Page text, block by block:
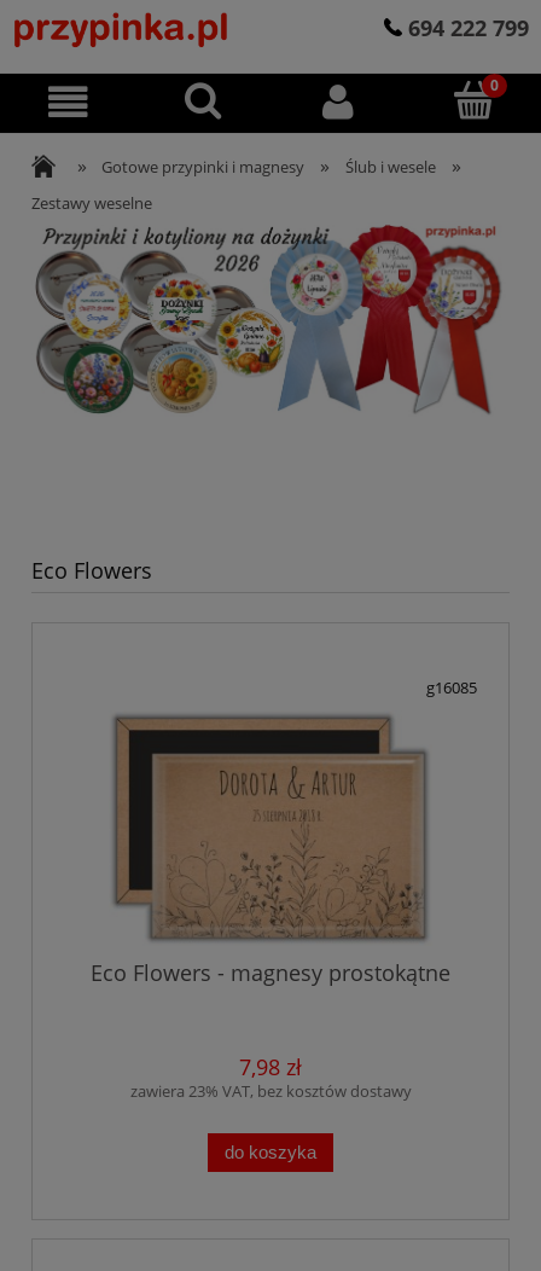
694 222 799
» Gotowe przypinki i magnesy » Ślub i wesele »
Zestawy weselne
Eco Flowers
g16085
Eco Flowers - magnesy prostokątne
7,98 zł
zawiera 23% VAT, bez kosztów dostawy
do koszyka